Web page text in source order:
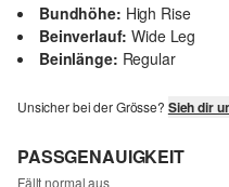
Bundhöhe: High Rise
Beinverlauf: Wide Leg
Beinlänge: Regular
Unsicher bei der Grösse? Sieh dir
PASSGENAUIGKEIT
Fällt normal aus